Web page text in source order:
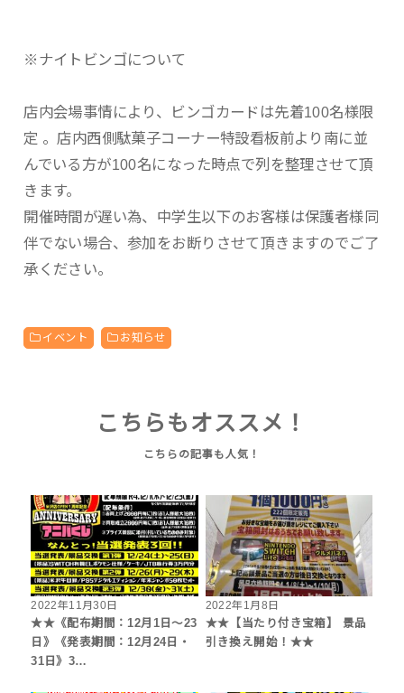
※ナイトビンゴについて
店内会場事情により、ビンゴカードは先着100名様限
定 。店内西側駄菓子コーナー特設看板前より南に並
んでいる方が100名になった時点で列を整理させて頂
きます。
開催時間が遅い為、中学生以下のお客様は保護者様同
伴でない場合、参加をお断りさせて頂きますのでご了
承ください。
イベント お知らせ
こちらもオススメ！
2022年11月30日
★★《配布期間：12月1日～23
日》《発表期間：12月24日・
31日》3…
2022年1月8日
★★【当たり付き宝箱】 景品
引き換え開始！★★